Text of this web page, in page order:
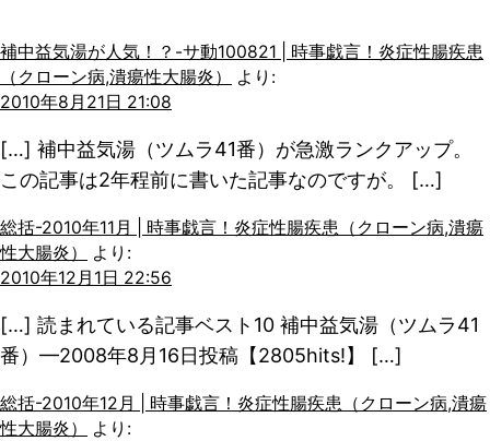
補中益気湯が人気！？-サ動100821 | 時事戯言！炎症性腸疾患
（クローン病,潰瘍性大腸炎）
より:
2010年8月21日 21:08
[…] 補中益気湯（ツムラ41番）が急激ランクアップ。
この記事は2年程前に書いた記事なのですが。 […]
総括-2010年11月 | 時事戯言！炎症性腸疾患（クローン病,潰瘍
性大腸炎）
より:
2010年12月1日 22:56
[…] 読まれている記事ベスト10 補中益気湯（ツムラ41
番）—2008年8月16日投稿【2805hits!】 […]
総括-2010年12月 | 時事戯言！炎症性腸疾患（クローン病,潰瘍
性大腸炎）
より: